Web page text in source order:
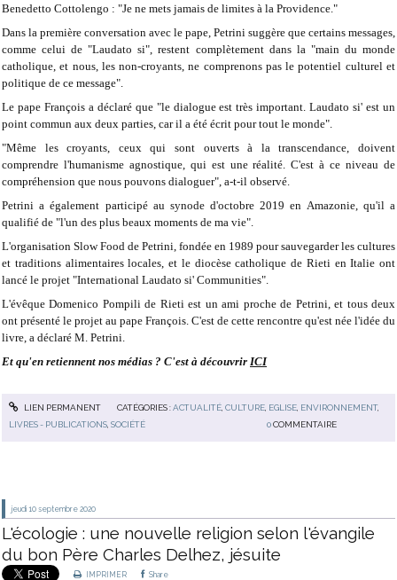
Benedetto Cottolengo : "Je ne mets jamais de limites à la Providence."
Dans la première conversation avec le pape, Petrini suggère que certains messages,
comme celui de "Laudato si", restent complètement dans la "main du monde
catholique, et nous, les non-croyants, ne comprenons pas le potentiel culturel et
politique de ce message".
Le pape François a déclaré que "le dialogue est très important. Laudato si' est un
point commun aux deux parties, car il a été écrit pour tout le monde".
"Même les croyants, ceux qui sont ouverts à la transcendance, doivent
comprendre l'humanisme agnostique, qui est une réalité. C'est à ce niveau de
compréhension que nous pouvons dialoguer", a-t-il observé.
Petrini a également participé au synode d'octobre 2019 en Amazonie, qu'il a
qualifié de "l'un des plus beaux moments de ma vie".
L'organisation Slow Food de Petrini, fondée en 1989 pour sauvegarder les cultures
et traditions alimentaires locales, et le diocèse catholique de Rieti en Italie ont
lancé le projet "International Laudato si' Communities".
L'évêque Domenico Pompili de Rieti est un ami proche de Petrini, et tous deux
ont présenté le projet au pape François. C'est de cette rencontre qu'est née l'idée du
livre, a déclaré M. Petrini.
Et qu'en retiennent nos médias ? C'est à découvrir ICI
LIEN PERMANENT CATÉGORIES :ACTUALITÉ, CULTURE, EGLISE, ENVIRONNEMENT,
LIVRES - PUBLICATIONS ,SOCIÉTÉ 0 COMMENTAIRE
jeudi 10 septembre 2020
L'écologie : une nouvelle religion selon l'évangile
du bon Père Charles Delhez, jésuite
IMPRIMER Share